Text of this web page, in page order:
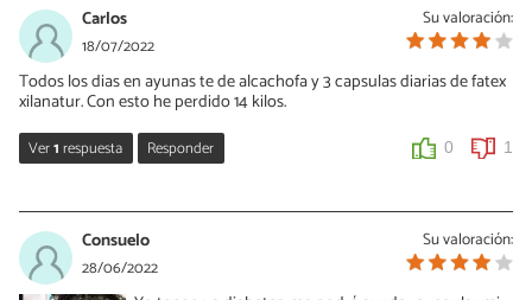
Su valoración:
Carlos
18/07/2022
Todos los dias en ayunas te de alcachofa y 3 capsulas diarias de fatex
xilanatur. Con esto he perdido 14 kilos.
Ver1respuesta Responder 0 1
05/11/2023
Es muy eficaz fatex y hotpot sustituto de comidas Xilanatur,
muchas gracias ya llevo perdidos 7 kilos.
Su valoración:
Consuelo
28/06/2022